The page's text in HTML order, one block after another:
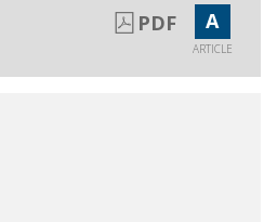
PDF A
ARTICLE